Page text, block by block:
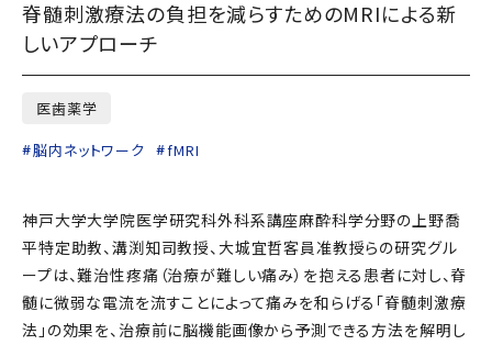
脊髄刺激療法の負担を減らすためのMRIによる新
しいアプローチ
医歯薬学
脳内ネットワーク
fMRI
神戸大学大学院医学研究科外科系講座麻酔科学分野の上野喬
平特定助教、溝渕知司教授、大城宜哲客員准教授らの研究グル
ープは、難治性疼痛（治療が難しい痛み）を抱える患者に対し、脊
髄に微弱な電流を流すことによって痛みを和らげる「脊髄刺激療
法」の効果を、治療前に脳機能画像から予測できる方法を解明し